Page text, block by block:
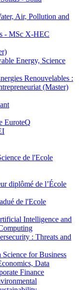
Air, Pollution and
- MSc X-HEC
Energy, Science
Renouvelables :
(Master)
EuroteQ
de l'Ecole
diplômé de l’École
de l'Ecole
Intelligence and
: Threats and
for Business
Data
Finance